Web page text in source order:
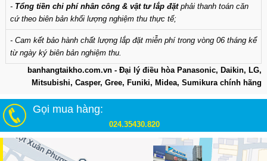
- Tổng tiền chi phí nhân công & vật tư lắp đặtphải thanh toán căn
cứ theo biên bản khối lượng nghiệm thu thực tế;
- Cam kết bảo hành chất lượng lắp đặt miễn phí trong vòng 06 tháng kể
từ ngày ký biên bản nghiệm thu.
banhangtaikho.com.vn - Đại lý điều hòa Panasonic, Daikin, LG,
Mitsubishi, Casper, Gree, Funiki, Midea, Sumikura chính hãng
Gọi mua hàng:
024.35430.820